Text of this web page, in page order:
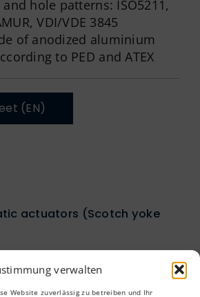
verwalten
Website zuverlässig zu betreiben und Ihr
hole patterns: ISO5211,
VDI/VDE 3845
of anodized aluminium
to PED and ATEX
(EN)
actuators (Scotch yoke